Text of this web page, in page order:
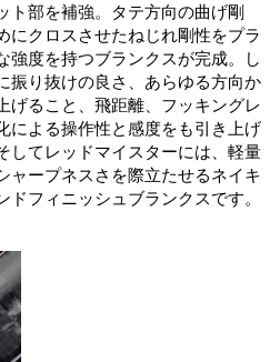
ト部を補強。タテ方向の曲げ剛
にクロスさせたねじれ剛性をプラ
強度を持つブランクスが完成。し
振り抜けの良さ、あらゆる方向か
げること、飛距離、フッキングレ
による操作性と感度をも引き上げ
してレッドマイスターには、軽量
ャープネスさを際立たせるネイキ
フィニッシュブランクスです。